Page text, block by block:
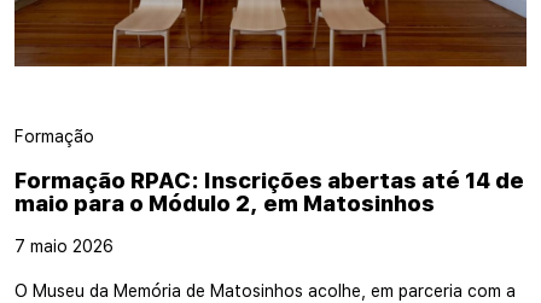
Formação
Formação RPAC: Inscrições abertas até 14 de
maio para o Módulo 2, em Matosinhos
7 maio 2026
O Museu da Memória de Matosinhos acolhe, em parceria com a